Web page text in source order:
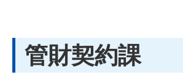
管財契約課